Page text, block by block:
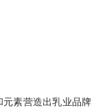
素营造出乳业品牌